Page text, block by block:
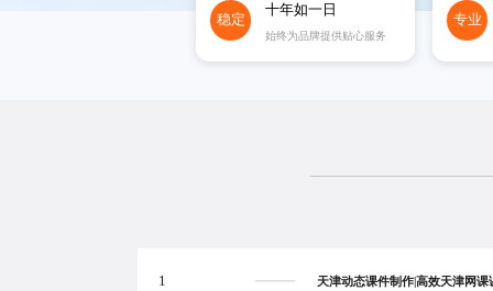
稳定
十年如一日
始终为品牌提供贴心服务
专业
1